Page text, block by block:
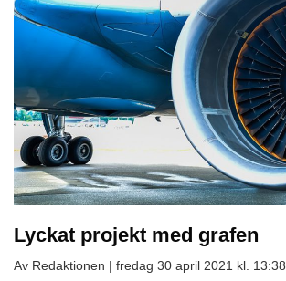
Lyckat projekt med grafen
Av Redaktionen | fredag 30 april 2021 kl. 13:38